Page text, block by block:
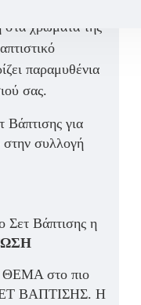
στα χρώματα της
παραμυθένια
σας.
Βάπτισης για
συλλογή
Σετ Βάπτισης η
ΘΕΜΑ στο πιο
ΒΑΠΤΙΣΗΣ. Η